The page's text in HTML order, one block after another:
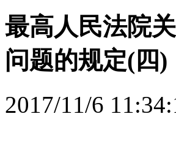
最高人民法院
问题的规定(四)
2017/11/6